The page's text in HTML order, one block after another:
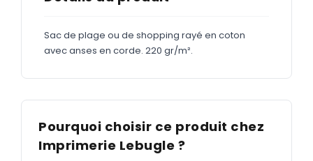
Étiquettes adhésives en bobine
Nouveau
Polos Nouveau
Sac de plage ou de shopping rayé en coton
avec anses en corde. 220 gr/m².
Pourquoi choisir ce produit chez
Imprimerie Lebugle ?